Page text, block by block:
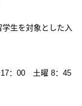
生を対象とした入
17：00 土曜 8：45